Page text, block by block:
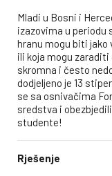
Mladi u Bosni i
izazovima u periodu
hranu mogu biti jako
ili koja mogu
skromna i često
dodjeljeno je 13
se sa osnivačima
sredstva i
studente!
Rješenje